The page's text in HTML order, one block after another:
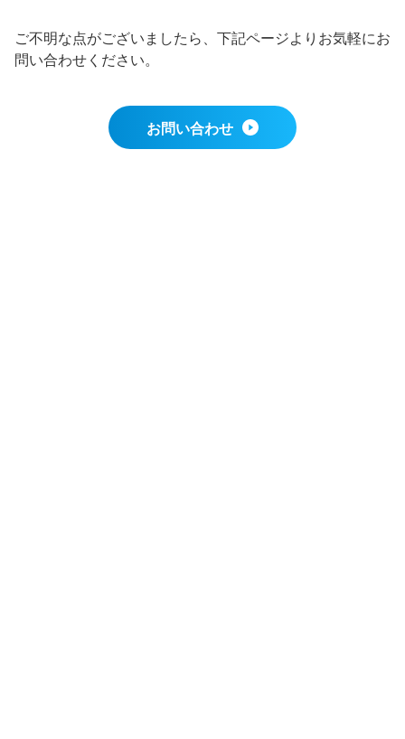
ご不明な点がございましたら、下記ページよりお気軽にお
問い合わせください。
お問い合わせ